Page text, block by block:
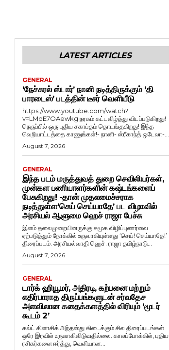
LATEST ARTICLES
GENERAL
‘நேச்சுரல் ஸ்டார்’ நானி நடித்திருக்கும் ‘தி
பாரடைஸ்’ படத்தின் டீசர் வெளியீடு
https://www.youtube.com/watch?
v=LMqE7OAewkg நரகம் கட்டவிழ்த்து விடப்படுகிறது!
நெருப்பில் ஒரு புதிய சகாப்தம் தொடங்குகிறது! இந்த
வெறியாட்டத்தை காணுங்கள்!- நானி- ஸ்ரீகாந்த் ஒடேலா-...
August 7, 2026
GENERAL
இந்த படம் மருத்துவத் துறை செவிலியர்கள்,
முன்கள பணியாளர்களின் கஷ்டங்களைப்
பேசுகிறது! -தான் முதலமைச்சராக
நடித்துள்ள’செய் செய்யாதே’ பட விழாவில்
அரசியல் ஆளுமை ஹெச் ராஜா பேச்சு
இளம் தலைமுறையினருக்கு சமூக விழிப்புணர்வை
ஏற்படுத்தும் நோக்கில் உருவாகியுள்ளது ‘செய்! செய்யாதே!’
திரைப்படம். அரசியல்வாதி ஹெச். ராஜா தமிழ்நாடு...
August 7, 2026
GENERAL
டார்க் ஹியூமர், அதிரடி, கற்பனை மற்றும்
எதிர்பாராத திருப்பங்களுடன் சர்வதேச
அளவிலான கதைக்களத்தில் விரியும் ‘மூடர்
கூடம் 2’
கல்ட் கிளாசிக் அந்தஸ்து கிடைக்கும் சில திரைப்படங்கள்
ஒரே இரவில் உருவாகிவிடுவதில்லை. காலப்போக்கில், புதிய
ரசிகர்களை ஈர்த்து, வெளியான...